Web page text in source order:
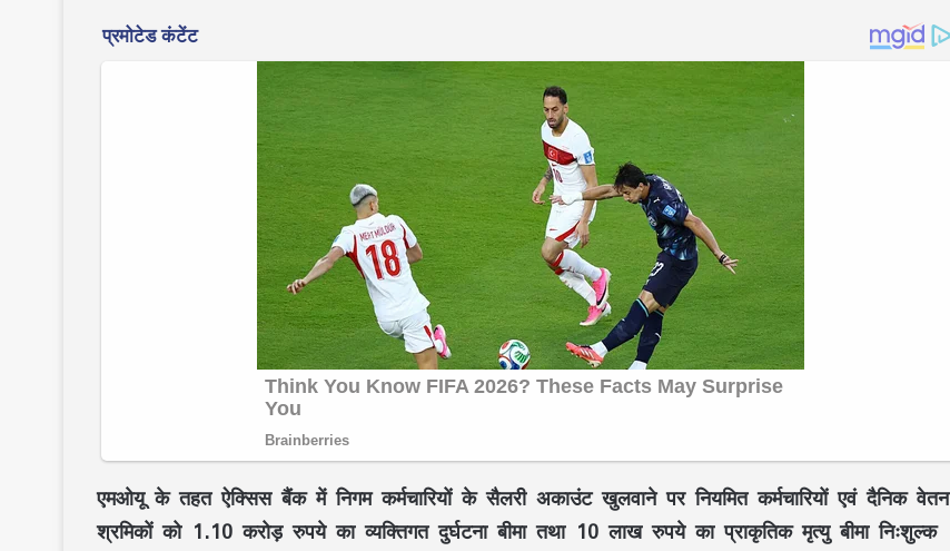
एमओयूके तहतऐक्सिस बैंकमें निगम कर्मचारियों केसैलरी अकाउंटखुलवाने परनियमित कर्मचारियोंएवंदैनिक वेतन
श्रमिकोंको 1.10 करोड़ रुपये का व्यक्तिगत दुर्घटना बीमातथा 10 लाख रुपये का प्राकृतिक मृत्यु बीमा निःशुल्क